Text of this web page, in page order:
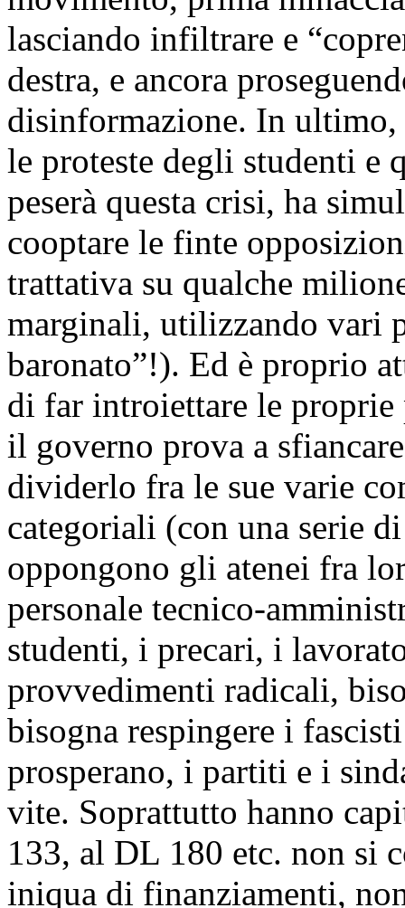
lasciando infiltrare e
destra, e ancora
disinformazione. In
le proteste degli studenti e
peserà questa crisi, ha
cooptare le finte
trattativa su qualche
marginali, utilizzando vari
baronato”!). Ed è proprio
di far introiettare le
il governo prova a
dividerlo fra le sue varie
categoriali (con una serie
oppongono gli atenei fra
personale tecnico-
studenti, i precari, i
provvedimenti radicali,
bisogna respingere i
prosperano, i partiti e i
vite. Soprattutto hanno
133, al DL 180 etc. non si
iniqua di finanziamenti,